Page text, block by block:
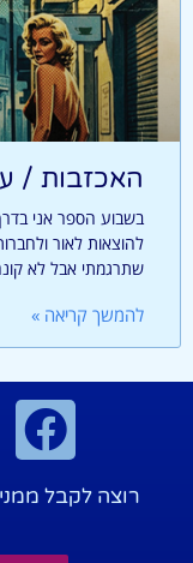
האכזבות /
בשבוע הספר אני
להוצאות לאור
שתרגמתי אבל לא
להמשך קריאה »
רוצה לקבל